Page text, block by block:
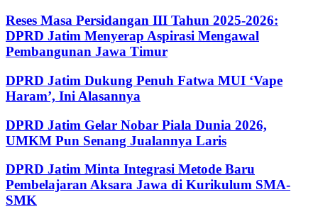
Reses Masa Persidangan III Tahun 2025-2026:
DPRD Jatim Menyerap Aspirasi Mengawal
Pembangunan Jawa Timur
DPRD Jatim Dukung Penuh Fatwa MUI ‘Vape
Haram’, Ini Alasannya
DPRD Jatim Gelar Nobar Piala Dunia 2026,
UMKM Pun Senang Jualannya Laris
DPRD Jatim Minta Integrasi Metode Baru
Pembelajaran Aksara Jawa di Kurikulum SMA-
SMK